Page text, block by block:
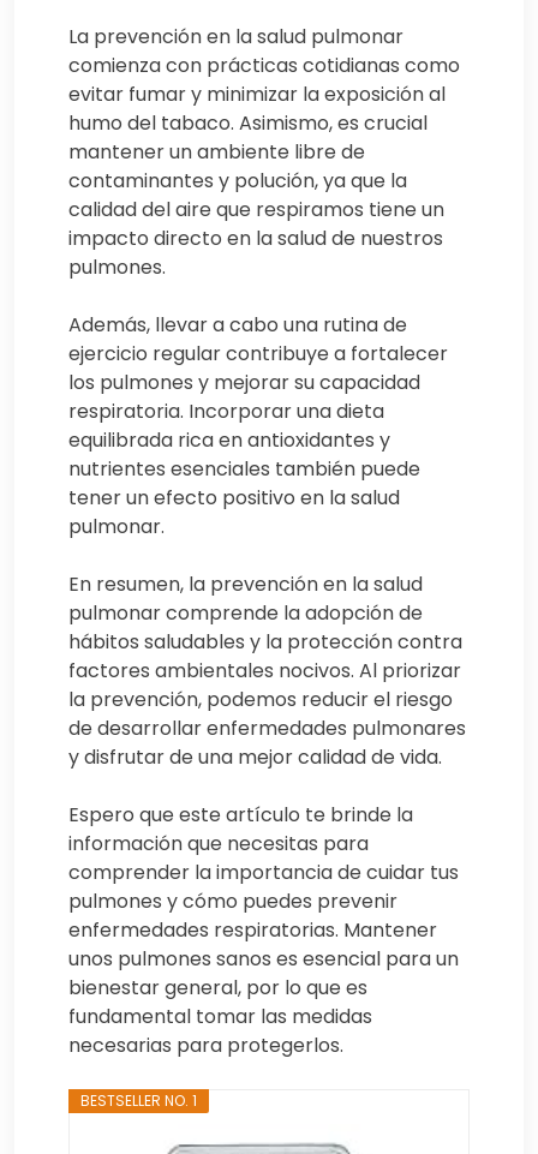
La prevención en la salud pulmonar
comienza con prácticas cotidianas como
evitar fumar y minimizar la exposición al
humo del tabaco. Asimismo, es crucial
mantener un ambiente libre de
contaminantes y polución, ya que la
calidad del aire que respiramos tiene un
impacto directo en la salud de nuestros
pulmones.
Además, llevar a cabo una rutina de
ejercicio regular contribuye a fortalecer
los pulmones y mejorar su capacidad
respiratoria. Incorporar una dieta
equilibrada rica en antioxidantes y
nutrientes esenciales también puede
tener un efecto positivo en la salud
pulmonar.
En resumen, la prevención en la salud
pulmonar comprende la adopción de
hábitos saludables y la protección contra
factores ambientales nocivos. Al priorizar
la prevención, podemos reducir el riesgo
de desarrollar enfermedades pulmonares
y disfrutar de una mejor calidad de vida.
Espero que este artículo te brinde la
información que necesitas para
comprender la importancia de cuidar tus
pulmones y cómo puedes prevenir
enfermedades respiratorias. Mantener
unos pulmones sanos es esencial para un
bienestar general, por lo que es
fundamental tomar las medidas
necesarias para protegerlos.
BESTSELLER NO. 1